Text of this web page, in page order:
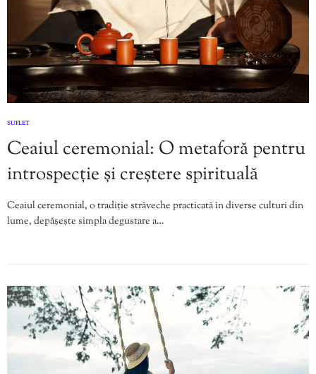
SUFLET
Ceaiul ceremonial: O metaforă pentru
introspecție și creștere spirituală
Ceaiul ceremonial, o tradiție străveche practicată în diverse culturi din
lume, depășește simpla degustare a…